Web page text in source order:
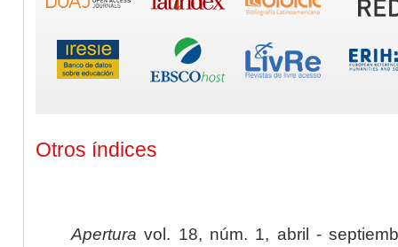
Otros índices
Apertura vol. 18, núm. 1, abril -